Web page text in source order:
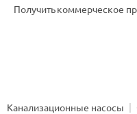
Получитькоммерческое
Канализационные насосы